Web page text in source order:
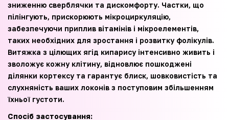
зниженню сверблячки та дискомфорту. Частки, що
пілінгують, прискорюють мікроциркуляцію,
забезпечуючи приплив вітамінів і мікроелементів,
таких необхідних для зростання і розвитку фолікулів.
Витяжка з цілющих ягід кипарису інтенсивно живить і
зволожує кожну клітину, відновлює пошкоджені
ділянки кортексу та гарантує блиск, шовковистість та
слухняність ваших локонів з поступовим збільшенням
їхньої густоти.
Спосіб застосування: